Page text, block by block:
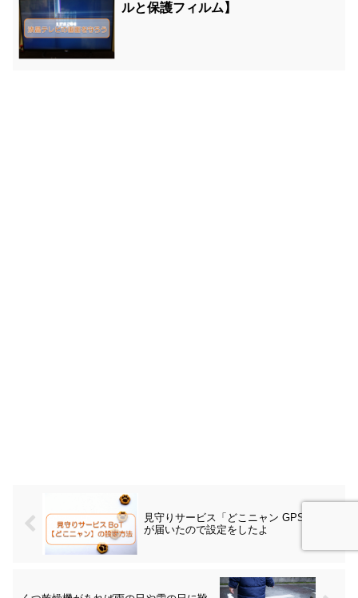
ルと保護フィルム】
見守りサービス「どこニャン GPS BoT」
が届いたので設定をしたよ